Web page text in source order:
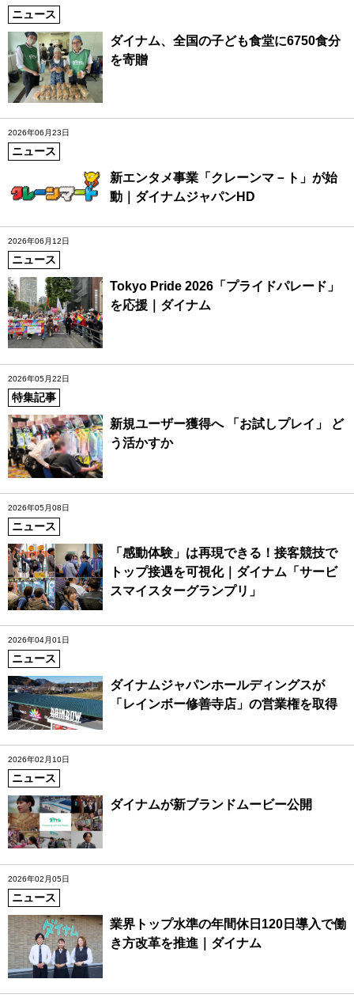
ニュース
ダイナム、全国の子ども食堂に6750食分
を寄贈
2026年06月23日
ニュース
新エンタメ事業「クレーンマ－ト」が始
動｜ダイナムジャパンHD
2026年06月12日
ニュース
Tokyo Pride 2026「プライドパレード」
を応援｜ダイナム
2026年05月22日
特集記事
新規ユーザー獲得へ 「お試しプレイ」 ど
う活かすか
2026年05月08日
ニュース
「感動体験」は再現できる！接客競技で
トップ接遇を可視化｜ダイナム「サービ
スマイスターグランプリ」
2026年04月01日
ニュース
ダイナムジャパンホールディングスが
「レインボー修善寺店」の営業権を取得
2026年02月10日
ニュース
ダイナムが新ブランドムービー公開
2026年02月05日
ニュース
業界トップ水準の年間休日120日導入で働
き方改革を推進｜ダイナム